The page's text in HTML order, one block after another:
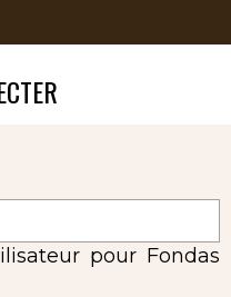
pour Fondas